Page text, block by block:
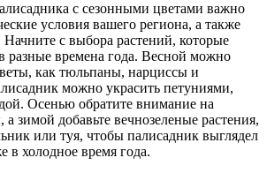
с сезонными цветами важно
условия вашего региона, а также
с выбора растений, которые
в разные времена года. Весной можно
как тюльпаны, нарциссы и
можно украсить петуниями,
Осенью обратите внимание на
зимой добавьте вечнозеленые растения,
или туя, чтобы палисадник выглядел
в холодное время года.